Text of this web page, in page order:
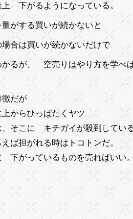
下がるようになっている。
がする買いが続かないと
合は買いが続かないだけで
るが、 空売りはやり方を学べ
徴だが
からひっぱたくヤツ
、そこに キチガイが殺到してい
ば担がれる時はトコトンだ。
下がっているものを売ればいい